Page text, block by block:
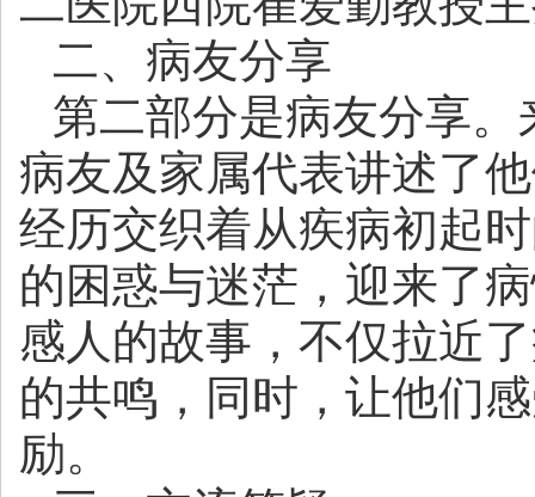
二、病友分享
第二部分是病友分享
病友及家属代表讲述了
经历交织着从疾病初起
的困惑与迷茫，迎来了
感人的故事，不仅拉近
的共鸣，同时，让他们
励。